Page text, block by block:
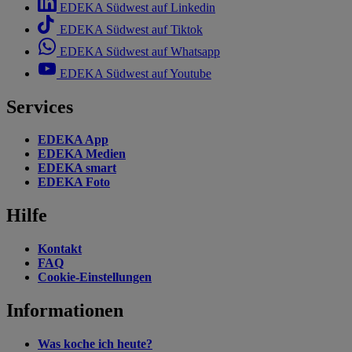
EDEKA Südwest auf Linkedin
EDEKA Südwest auf Tiktok
EDEKA Südwest auf Whatsapp
EDEKA Südwest auf Youtube
Services
EDEKA App
EDEKA Medien
EDEKA smart
EDEKA Foto
Hilfe
Kontakt
FAQ
Cookie-Einstellungen
Informationen
Was koche ich heute?